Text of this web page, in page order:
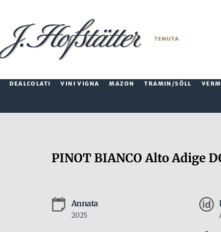
DEALCOLATI VINI VIGNA MAZON TRAMIN/SÖLL
PINOT BIANCO Alto Adige
Annata
2025